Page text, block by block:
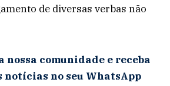
de diversas verbas não
nossa comunidade e receba
no seu WhatsApp